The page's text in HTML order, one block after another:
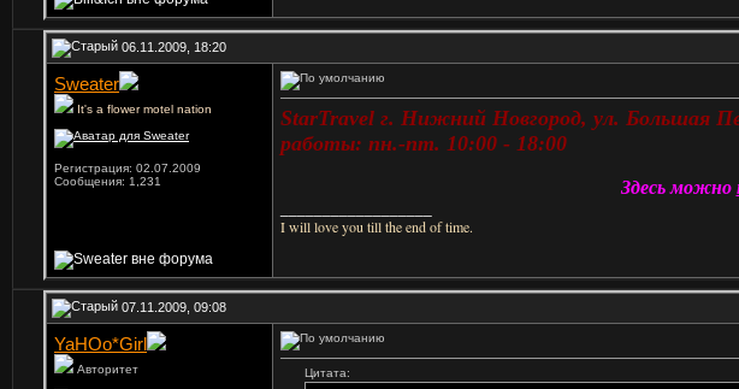
06.11.2009, 18:20
Sweater
It's a flower motel nation
Регистрация: 02.07.2009
Сообщения: 1,231
StarTravel г. Нижний Новгород, ул. Большая
работы: пн.-пт. 10:00 - 18:00
Здесь можно
I will love you till the end of time.
07.11.2009, 09:08
YaHOo*Girl
Авторитет Цитата: